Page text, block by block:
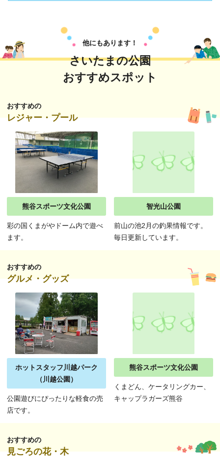
他にもあります！
さいたまの公園
おすすめスポット
おすすめの
レジャー・プール
熊谷スポーツ文化公園
彩の国くまがやドーム内で遊べ
ます。
智光山公園
前山の池2月の釣果情報です。
毎日更新しています。
おすすめの
グルメ・グッズ
ホットスタッフ川越パーク
（川越公園）
公園遊びにぴったりな軽食の売
店です。
熊谷スポーツ文化公園
くまどん、ケータリングカー、
キャップラガーズ熊谷
おすすめの
見ごろの花・木